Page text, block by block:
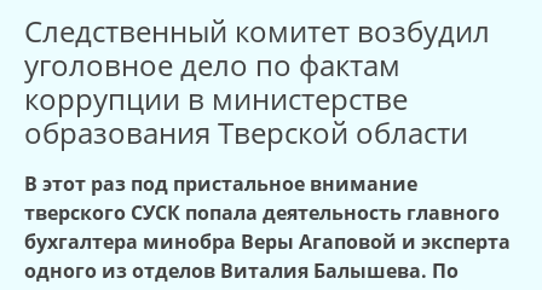
Следственный комитет возбудил
уголовное дело по фактам
коррупции в министерстве
образования Тверской области
В этот раз под пристальное внимание
тверского СУСК попала деятельность главного
бухгалтера минобра Веры Агаповой и эксперта
одного из отделов Виталия Балышева. По